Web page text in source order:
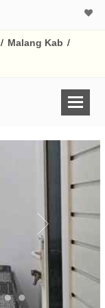
/ Malang Kab /
Harga Rp
% /th
pada kotak-
Simpan